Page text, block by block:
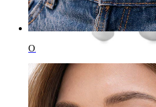
Ombelico